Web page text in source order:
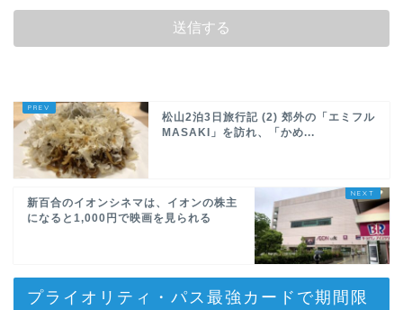
松山2泊3日旅行記 (2) 郊外の「エミフル
MASAKI」を訪れ、「かめ...
新百合のイオンシネマは、イオンの株主
になると1,000円で映画を見られる
プライオリティ・パス最強カードで期間限